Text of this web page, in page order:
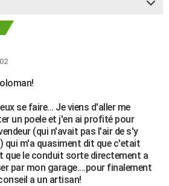
se faire... Je viens d'aller me
un poele et j'en ai profité pour
(qui n'avait pas l'air de s'y
qui m'a quasiment dit que c'etait
que le conduit sorte directement a
par mon garage....pour finalement
a un artisan!